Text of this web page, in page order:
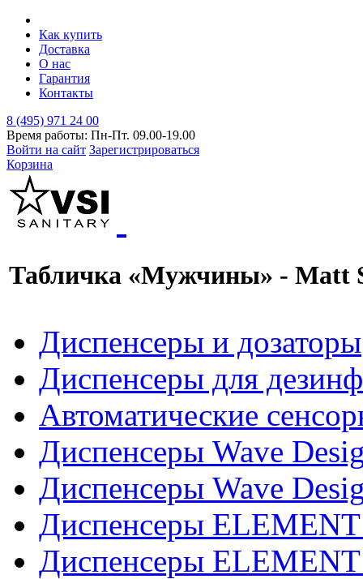
Как купить
Доставка
О нас
Гарантия
Контакты
8 (495) 971 24 00
Время работы: Пн-Пт. 09.00-19.00
Войти на сайт Зарегистрироваться
Корзина
Табличка «Мужчины» - Matt
Диспенсеры и дозаторы
Диспенсеры для
Автоматические
Диспенсеры Wave
Диспенсеры Wave
Диспенсеры
Диспенсеры